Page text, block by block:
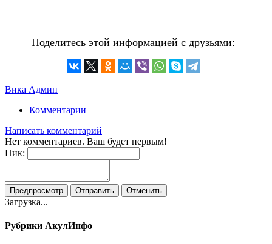
Поделитесь этой информацией с друзьями:
Вика Админ
Комментарии
Написать комментарий
Нет комментариев. Ваш будет первым!
Ник:
Загрузка...
Рубрики АкулИнфо